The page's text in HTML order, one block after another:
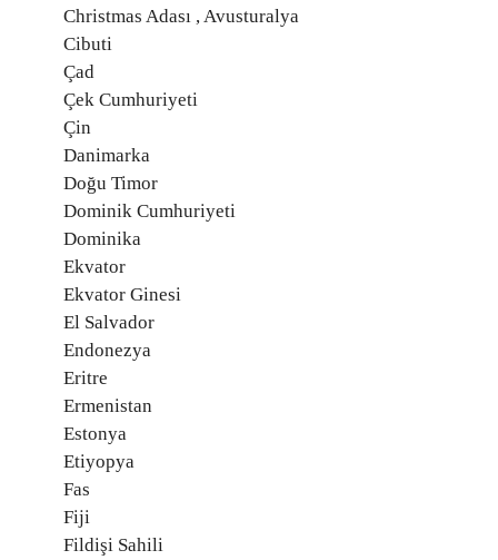
Christmas Adası , Avusturalya
Cibuti
Çad
Çek Cumhuriyeti
Çin
Danimarka
Doğu Timor
Dominik Cumhuriyeti
Dominika
Ekvator
Ekvator Ginesi
El Salvador
Endonezya
Eritre
Ermenistan
Estonya
Etiyopya
Fas
Fiji
Fildişi Sahili